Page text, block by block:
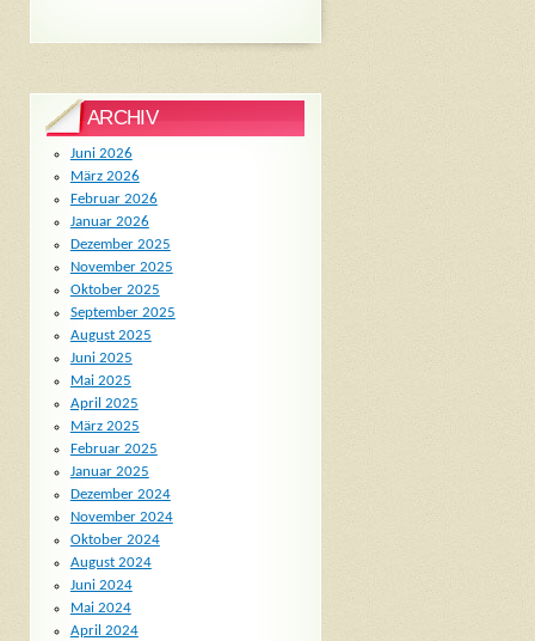
ARCHIV
Juni 2026
März 2026
Februar 2026
Januar 2026
Dezember 2025
November 2025
Oktober 2025
September 2025
August 2025
Juni 2025
Mai 2025
April 2025
März 2025
Februar 2025
Januar 2025
Dezember 2024
November 2024
Oktober 2024
August 2024
Juni 2024
Mai 2024
April 2024